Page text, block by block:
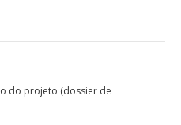
do projeto (dossier de